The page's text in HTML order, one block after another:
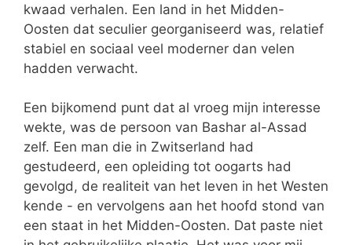
kwaad verhalen. Een land in het Midden-
Oosten dat seculier georganiseerd was, relatief
stabiel en sociaal veel moderner dan velen
hadden verwacht.
Een bijkomend punt dat al vroeg mijn interesse
wekte, was de persoon van Bashar al-Assad
zelf. Een man die in Zwitserland had
gestudeerd, een opleiding tot oogarts had
gevolgd, de realiteit van het leven in het Westen
kende - en vervolgens aan het hoofd stond van
een staat in het Midden-Oosten. Dat paste niet